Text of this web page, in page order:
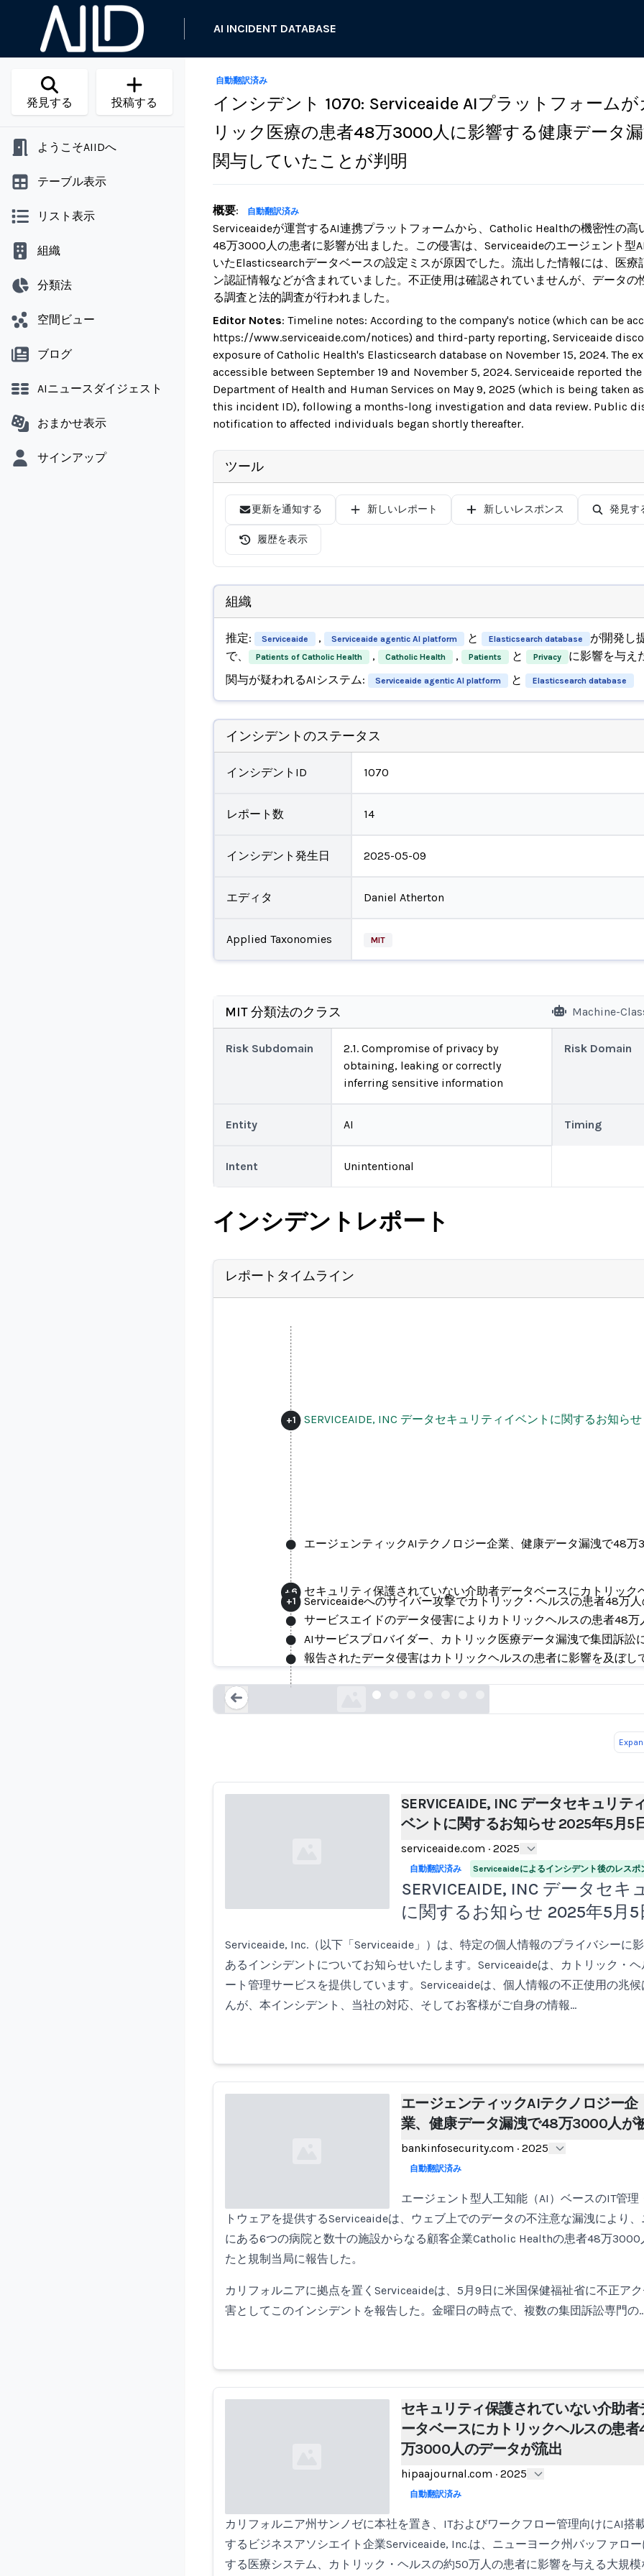
AI INCIDENT DATABASE
発見する 投稿する
ようこそAIIDへ
テーブル表示
リスト表示
組織
分類法
空間ビュー
ブログ
AIニュースダイジェスト
おまかせ表示
サインアップ
自動翻訳済み
インシデント 1070: Serviceaide AIプラットフォーム
リック医療の患者48万3000人に影響する健康データ
関与していたことが判明
概要: 自動翻訳済み
Serviceaideが運営するAI連携プラットフォームから、Catholic Healthの機密性の高
48万3000人の患者に影響が出ました。この侵害は、Serviceaideのエージェント型
いたElasticsearchデータベースの設定ミスが原因でした。流出した情報には、医療
ン認証情報などが含まれていました。不正使用は確認されていませんが、データの
る調査と法的調査が行われました。
Editor Notes: Timeline notes: According to the company's notice (which can be
https://www.serviceaide.com/notices) and third-party reporting, Serviceaide
exposure of Catholic Health's Elasticsearch database on November 15, 2024. The
accessible between September 19 and November 5, 2024. Serviceaide reported the
Department of Health and Human Services on May 9, 2025 (which is being taken
this incident ID), following a months-long investigation and data review. Public
notification to affected individuals began shortly thereafter.
ツール
更新を通知する 新しいレポート 新しいレスポンス 発見す
履歴を表示
組織
推定: Serviceaide , Serviceaide agentic AI platform と Elasticsearch database
が開発し
で、
Patients of Catholic Health , Catholic Health , Patients と Privacy
に影響を与え
関与が疑われるAIシステム:
Serviceaide agentic AI platform と Elasticsearch database
インシデントのステータス
インシデントID 1070
レポート数 14
インシデント発生日 2025-05-09
エディタ Daniel Atherton
Applied Taxonomies MIT
MIT 分類法のクラス Machine-
Risk Subdomain
2.1. Compromise of privacy by
obtaining, leaking or correctly
inferring sensitive information
Risk Domain
Entity AI Timing
Intent Unintentional
インシデントレポート
レポートタイムライン
+1 SERVICEAIDE, INC データセキュリティイベントに関するお知ら
エージェンティックAIテクノロジー企業、健康データ漏洩で48
+6 セキュリティ保護されていない介助者データベースにカトリッ
+1 Serviceaideへのサイバー攻撃でカトリック・ヘルスの患者48万
サービスエイドのデータ侵害によりカトリックヘルスの患者48
AIサービスプロバイダー、カトリック医療データ漏洩で集団訴訟
報告されたデータ侵害はカトリックヘルスの患者に影響を及ぼし
Loading...
SERVICEAIDE, INC データセキュリティイベントに関するお
月5日
SERVICEAIDE, INC データセキュリテ
ベントに関するお知らせ 2025年5月5
serviceaide.com · 2025
自動翻訳済み Serviceaideによるインシデント後のレスポ
SERVICEAIDE, INC データセ
に関するお知らせ 2025年5月5
Serviceaide, Inc.（以下「Serviceaide」）は、特定の個人情報のプライバシーに
あるインシデントについてお知らせいたします。Serviceaideは、カトリック・
ート管理サービスを提供しています。Serviceaideは、個人情報の不正使用の兆
んが、本インシデント、当社の対応、そしてお客様がご自身の情報…
エージェンティックAIテクノロジー企
業、健康データ漏洩で48万3000人が
bankinfosecurity.com · 2025
自動翻訳済み
エージェント型人工知能（AI）ベースのIT管
トウェアを提供するServiceaideは、ウェブ上でのデータの不注意な漏洩により
にある6つの病院と数十の施設からなる顧客企業Catholic Healthの患者48万
たと規制当局に報告した。
カリフォルニアに拠点を置くServiceaideは、5月9日に米国保健福祉省に不正ア
害としてこのインシデントを報告した。金曜日の時点で、複数の集団訴訟専門の
セキュリティ保護されていない介助者
ータベースにカトリックヘルスの患者
万3000人のデータが流出
hipaajournal.com · 2025
自動翻訳済み
カリフォルニア州サンノゼに本社を置き、ITおよびワークフロー管理向けにAI搭
するビジネスアソシエイト企業Serviceaide, Inc.は、ニューヨーク州バッファロ
する医療システム、カトリック・ヘルスの約50万人の患者に影響を与える大規